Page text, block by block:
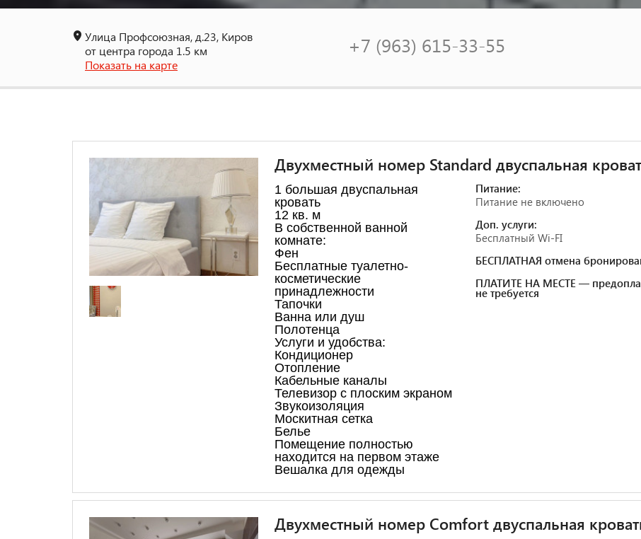
Улица Профсоюзная, д.23, Киров
от центра города 1.5 км
Показать на карте
+7 (963) 615-33-55
Двухместный номер Standard двуспальная
1 большая двуспальная
кровать
12 кв. м
В собственной ванной
комнате:
Фен
Бесплатные туалетно-
косметические
принадлежности
Тапочки
Ванна или душ
Полотенца
Услуги и удобства: ​
Кондиционер
Отопление
Кабельные каналы
Телевизор с плоским экраном
Звукоизоляция
Москитная сетка
Белье
Помещение полностью
находится на первом этаже
Вешалка для одежды
Питание:
Питание не включено
Доп. услуги:
Бесплатный Wi-FI
БЕСПЛАТНАЯ отмена
ПЛАТИТЕ НА МЕСТЕ —
не требуется
Двухместный номер Comfort двуспальная